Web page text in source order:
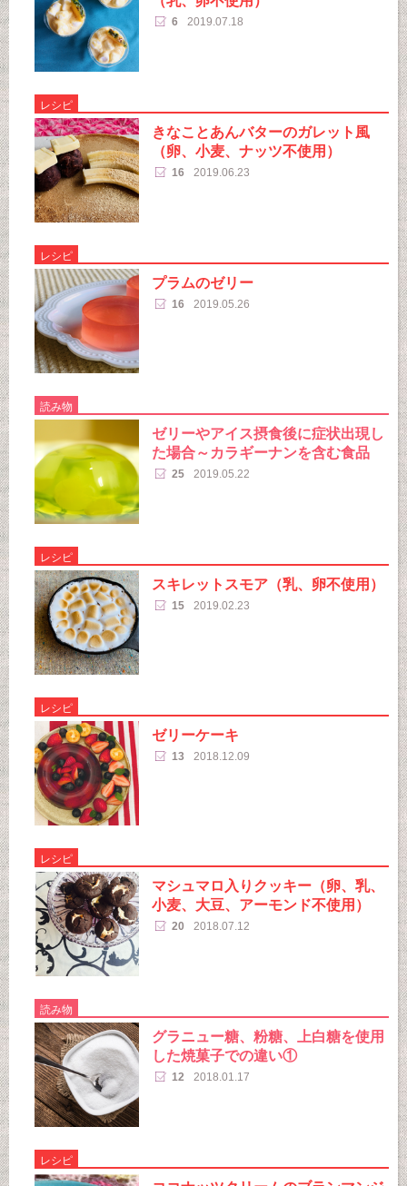
6 2019.07.18
レシピ
きなことあんバターのガレット風
（卵、小麦、ナッツ不使用）
16 2019.06.23
レシピ
プラムのゼリー
16 2019.05.26
読み物
ゼリーやアイス摂食後に症状出現し
た場合～カラギーナンを含む食品
25 2019.05.22
レシピ
スキレットスモア（乳、卵不使用）
15 2019.02.23
レシピ
ゼリーケーキ
13 2018.12.09
レシピ
マシュマロ入りクッキー（卵、乳、
小麦、大豆、アーモンド不使用）
20 2018.07.12
読み物
グラニュー糖、粉糖、上白糖を使用
した焼菓子での違い①
12 2018.01.17
レシピ